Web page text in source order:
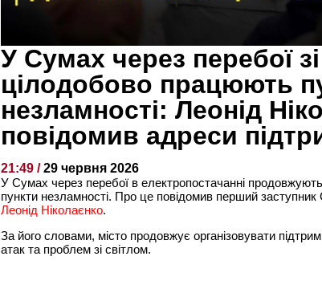
У Сумах через перебої
цілодобово працюють
незламності: Леонід
повідомив адреси
21:49 /29 червня 2026
У Сумах через перебої в електропостачанні
пункти незламності. Про це повідомив перший заступник
Леонід Ніколаєнко.
За його словами, місто продовжує організовувати
атак та проблем зі світлом.